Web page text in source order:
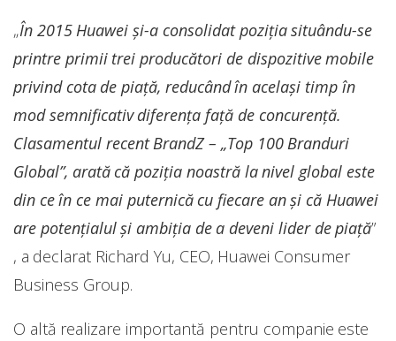
„În 2015 Huawei și-a consolidat poziția situându-se
printre primii trei producători de dispozitive mobile
privind cota de piață, reducând în același timp în
mod semnificativ diferența față de concurență.
Clasamentul recent BrandZ – „Top 100 Branduri
Global”, arată că poziția noastră la nivel global este
din ce în ce mai puternică cu fiecare an și că Huawei
are potențialul și ambiția de a deveni lider de piață”
, a declarat Richard Yu, CEO, Huawei Consumer
Business Group.
O altă realizare importantă pentru companie este